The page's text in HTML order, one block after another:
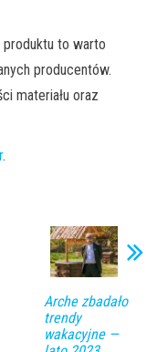
to warto
producentów.
materiału oraz
.
Arche zbadało
trendy
wakacyjne —